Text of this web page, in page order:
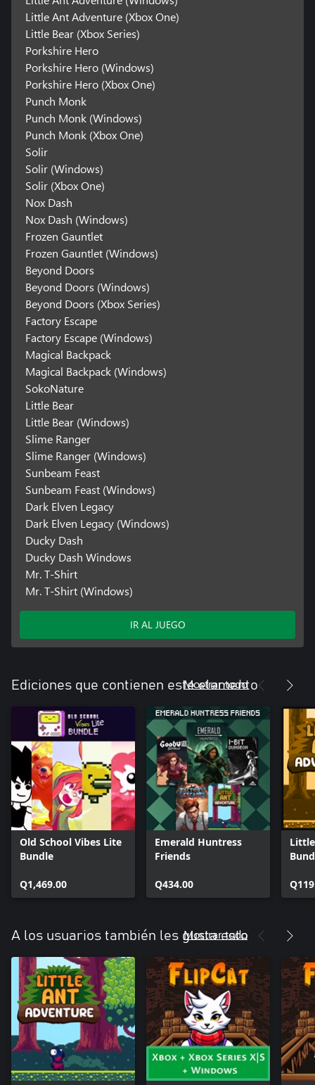
Little Ant Adventure (Xbox One)
Little Bear (Xbox Series)
Porkshire Hero
Porkshire Hero (Windows)
Porkshire Hero (Xbox One)
Punch Monk
Punch Monk (Windows)
Punch Monk (Xbox One)
Solir
Solir (Windows)
Solir (Xbox One)
Nox Dash
Nox Dash (Windows)
Frozen Gauntlet
Frozen Gauntlet (Windows)
Beyond Doors
Beyond Doors (Windows)
Beyond Doors (Xbox Series)
Factory Escape
Factory Escape (Windows)
Magical Backpack
Magical Backpack (Windows)
SokoNature
Little Bear
Little Bear (Windows)
Slime Ranger
Slime Ranger (Windows)
Sunbeam Feast
Sunbeam Feast (Windows)
Dark Elven Legacy
Dark Elven Legacy (Windows)
Ducky Dash
Ducky Dash Windows
Mr. T-Shirt
Mr. T-Shirt (Windows)
IR AL JUEGO
Ediciones que contienen este elemento
Mostrar todo
Old School Vibes Lite
Bundle
Q1,469.00
Emerald Huntress
Friends
Q434.00
A los usuarios también les gusta esto
Mostrar todo